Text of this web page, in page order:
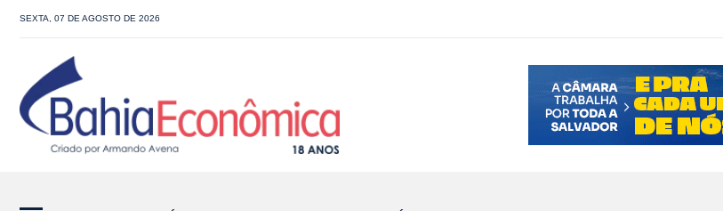
SEXTA, 07 DE AGOSTO DE 2026